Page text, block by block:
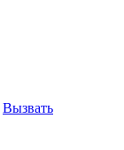
Вызвать